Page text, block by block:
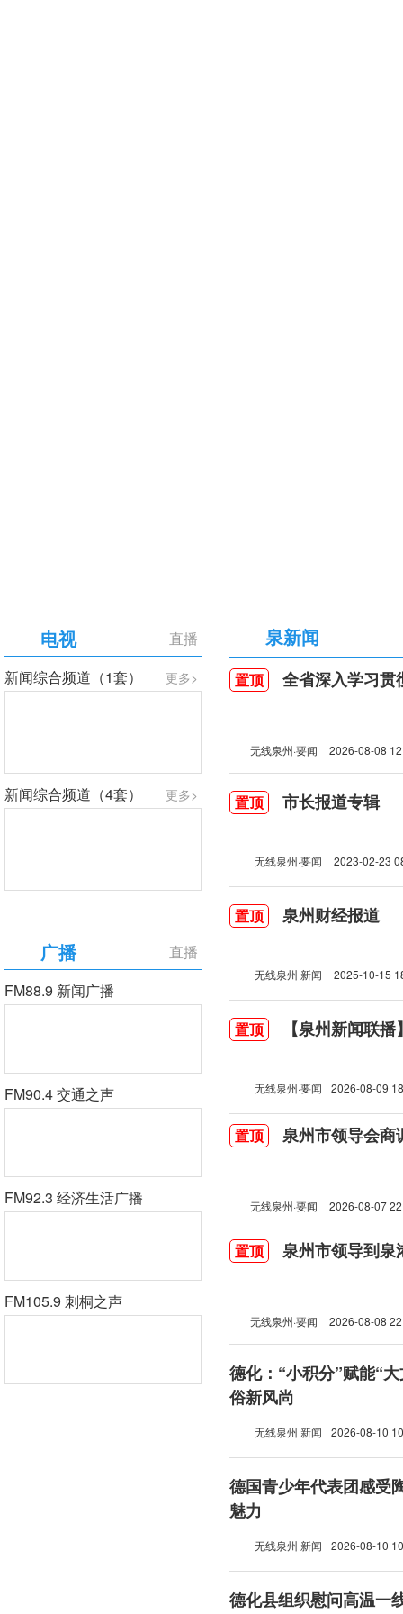
直播
电视
更多>
新闻综合频道（1套）
更多>
新闻综合频道（4套）
直播
广播
FM88.9 新闻广播
FM90.4 交通之声
FM92.3 经济生活广播
FM105.9 刺桐之声
泉新闻
置顶 全省深入学习贯彻习
无线泉州·要闻 2026-08-08
置顶 市长报道专辑
无线泉州·要闻 2023-02-23
置顶 泉州财经报道
无线泉州 新闻 2025-10-15
置顶 【泉州新闻联
无线泉州·要闻 2026-08-09
置顶 泉州市领导会商
无线泉州·要闻 2026-08-07
置顶 泉州市领导到泉
无线泉州·要闻 2026-08-08
德化：“小积分”赋能“
俗新风尚
无线泉州 新闻 2026-08-10
德国青少年代表团感受
魅力
无线泉州 新闻 2026-08-10
德化县组织慰问高温一